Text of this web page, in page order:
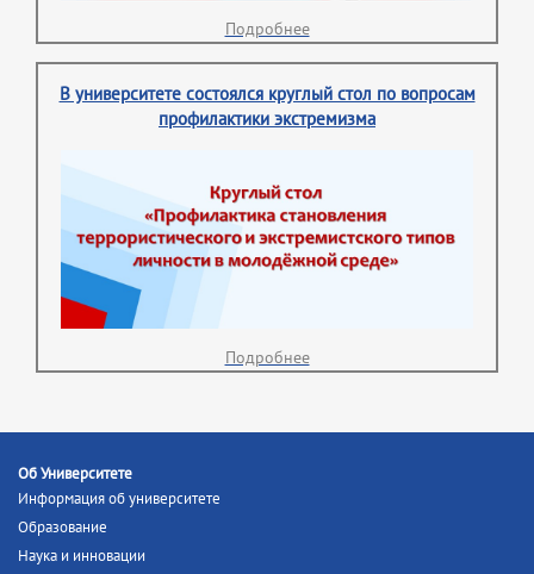
Подробнее
В университете состоялся круглый стол по вопросам
профилактики экстремизма
Подробнее
Об Университете
Информация об университете
Образование
Наука и инновации